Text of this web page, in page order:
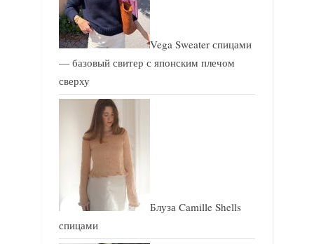
Vega Sweater спицами
— базовый свитер с японским плечом
сверху
Блуза Camille Shells
спицами